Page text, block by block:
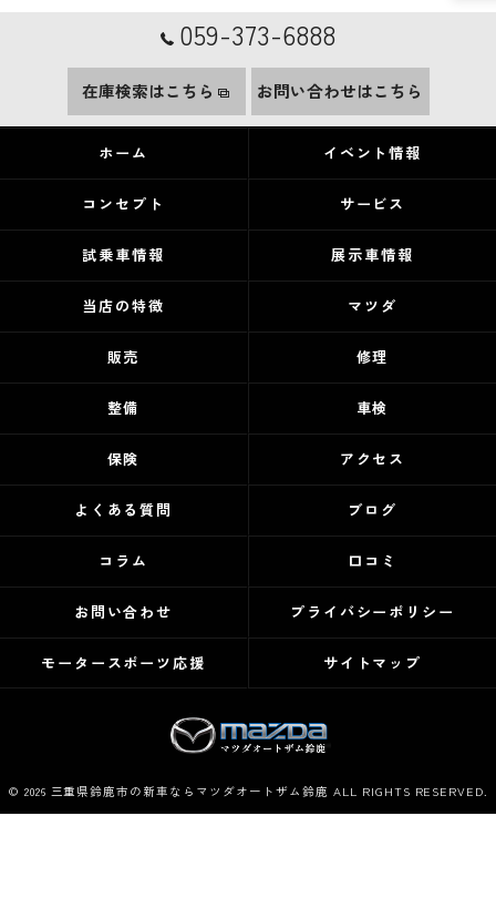
059-373-6888
在庫検索はこちら お問い合わせはこちら
ホーム イベント情報
コンセプト サービス
試乗車情報 展示車情報
当店の特徴 マツダ
販売 修理
整備 車検
保険 アクセス
よくある質問 ブログ
コラム 口コミ
お問い合わせ プライバシーポリシー
モータースポーツ応援 サイトマップ
© 2026 三重県鈴鹿市の新車ならマツダオートザム鈴鹿 ALL RIGHTS RESERVED.